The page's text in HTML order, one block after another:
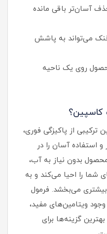
آسان‌تر باقی‌ مانده
می‌تواند به پاشش
روی یک ناحیه
از پاکیزگی فوری،
استفاده آسان را در
بدون نیاز به آب،
شما را احیا می‌کند و به
می‌بخشد. فرمول
وجود ویتامین‌های مفید،
گزینه‌ها برای